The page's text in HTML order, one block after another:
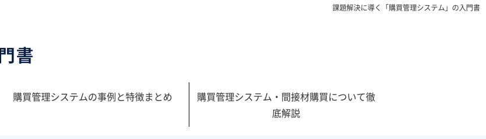
課題解決に導く「購買管理システム」の入門書
購買管理システムの事例と特徴まとめ
購買管理システム・間接材購買について徹
底解説